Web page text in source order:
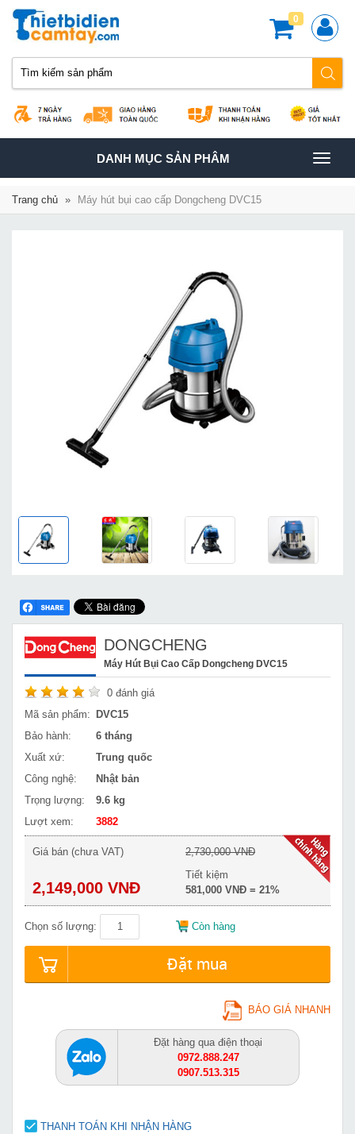
0
TOGGLE
NAVIGATION
DANH MỤC SẢN PHÂM
Trang chủ » Máy hút bụi cao cấp Dongcheng DVC15
DONGCHENG
Máy Hút Bụi Cao Cấp Dongcheng DVC15
0 đánh giá
Mã sản phẩm:
DVC15
Bảo hành:
6 tháng
Xuất xứ:
Trung quốc
Công nghệ:
Nhật bản
Trọng lượng:
9.6 kg
Lượt xem:
3882
Giá bán (chưa VAT)
2,149,000 VNĐ
2,730,000 VNĐ
Tiết kiệm
581,000 VNĐ = 21%
Chọn số lượng: Còn hàng
Đặt mua
BÁO GIÁ NHANH
Đặt hàng qua điện thoại
0972.888.247
0907.513.315
THANH TOÁN KHI NHẬN HÀNG